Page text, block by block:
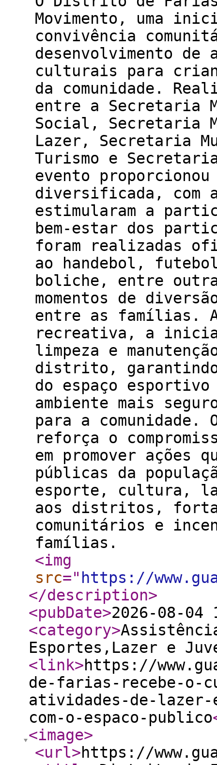
Movimento, uma
convivência
desenvolvimento
culturais para
da comunidade.
entre a Secretaria
Social, Secretaria
Lazer, Secretaria
Turismo e
evento proporcionou
diversificada, com
estimularam a
bem-estar dos
foram realizadas
ao handebol,
boliche, entre
momentos de
entre as famílias.
recreativa, a
limpeza e
distrito, garantindo
do espaço esportivo
ambiente mais
para a comunidade.
reforça o
em promover ações
públicas da
esporte, cultura,
aos distritos,
comunitários e
famílias.
<img
src=" https://
</description>
<pubDate>2026-08-04
<category>
Esportes,Lazer e
<link>https://
de-farias-recebe-o-
atividades-de-lazer-
com-o-espaco-publico
<image>
<url>https://